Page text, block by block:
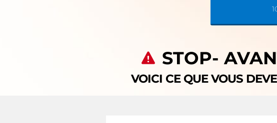
STOP-
VOICI CE QUE VOUS